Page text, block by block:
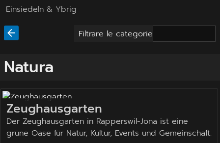
Einsiedeln & Ybrig
Filtrare le categorie
Natura
Zeughausgarten
Der Zeughausgarten in Rapperswil-Jona ist eine
grüne Oase für Natur, Kultur, Events und Gemeinschaft.